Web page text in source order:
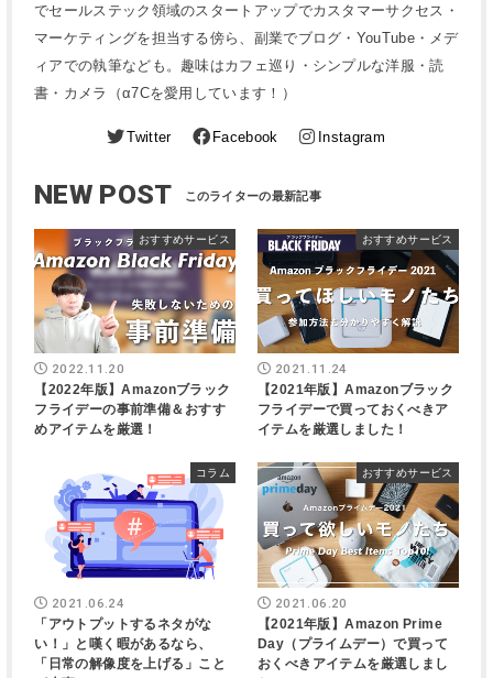
でセールステック領域のスタートアップでカスタマーサクセス・
マーケティングを担当する傍ら、副業でブログ・YouTube・メデ
ィアでの執筆なども。趣味はカフェ巡り・シンプルな洋服・読
書・カメラ（α7Cを愛用しています！）
Twitter Facebook Instagram
NEW POST
おすすめサービス
2022.11.20
【2022年版】Amazonブラック
フライデーの事前準備＆おすす
めアイテムを厳選！
おすすめサービス
2021.11.24
【2021年版】Amazonブラック
フライデーで買っておくべきア
イテムを厳選しました！
コラム
2021.06.24
「アウトプットするネタがな
い！」と嘆く暇があるなら、
「日常の解像度を上げる」こと
おすすめサービス
2021.06.20
【2021年版】Amazon Prime
Day（プライムデー）で買って
おくべきアイテムを厳選しまし